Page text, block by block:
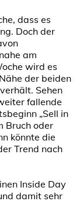
dass es
Doch der
am
wird es
der beiden
Sehen
fallende
„Sell in
Bruch oder
könnte die
Trend nach
Inside Day
damit sehr